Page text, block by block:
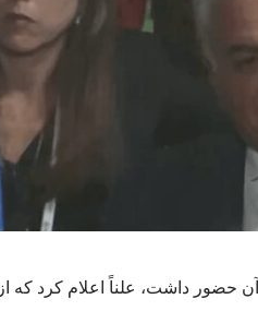
حضور داشت، علناً اعلام کرد که